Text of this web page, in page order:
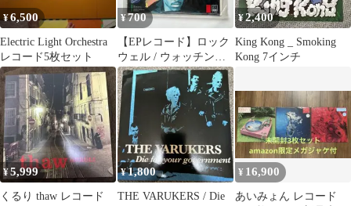
¥6,500
Electric Light Orchestra
レコード5枚セット
¥700
【EPレコード】ロック
ウェル / ウォッチン
グ・ミー マイケル・ジ
ャクソン参加
¥2,400
King Kong _ Smoking
Kong 7インチ
¥5,999
くるり thaw レコード
¥1,800
THE VARUKERS / Die
¥ 16,900
あいみょん レコード